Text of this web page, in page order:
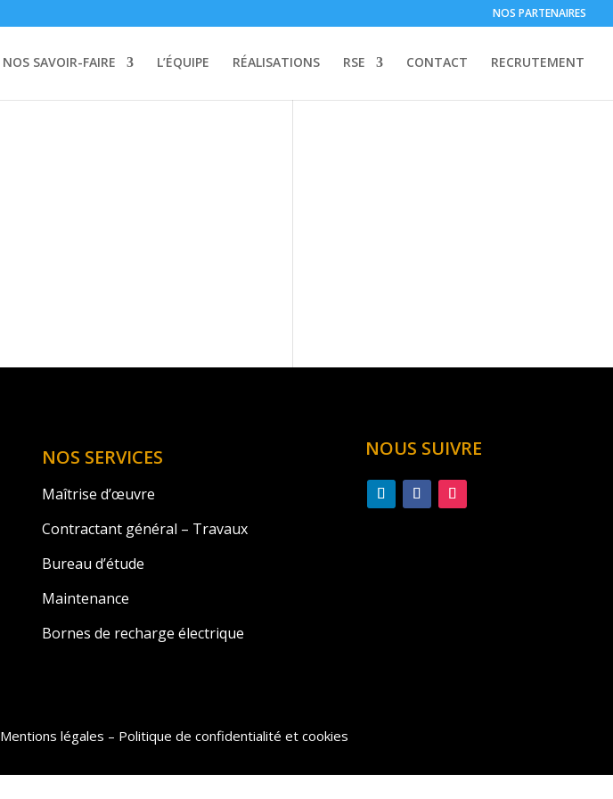
NOS PARTENAIRES
NOS SAVOIR-FAIRE L’ÉQUIPE RÉALISATIONS RSE CONTACT RECRUTEMENT
NOS SERVICES
Maîtrise d’œuvre
Contractant général – Travaux
Bureau d’étude
Maintenance
Bornes de recharge électrique
NOUS SUIVRE
Mentions légales – Politique de confidentialité et cookies